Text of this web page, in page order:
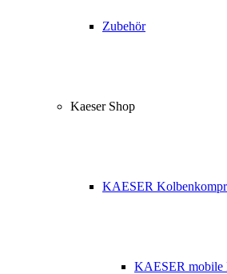
Zubehör
Kaeser Shop
KAESER
KAESER mobile